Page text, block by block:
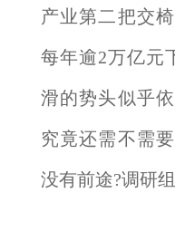
产业第二把交
每年逾2万亿元
滑的势头似乎
究竟还需不需
没有前途?调研